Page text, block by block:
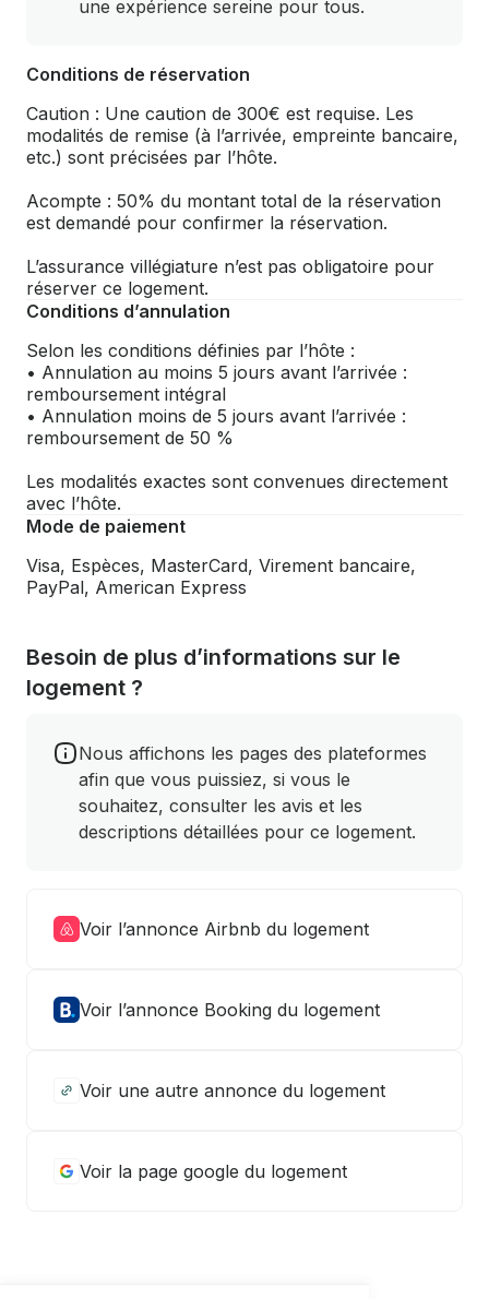
une expérience sereine pour tous.
Conditions de réservation
Caution : Une caution de 300€ est requise. Les
modalités de remise (à l’arrivée, empreinte bancaire,
etc.) sont précisées par l’hôte.
Acompte : 50% du montant total de la réservation
est demandé pour confirmer la réservation.
L’assurance villégiature n’est pas obligatoire pour
réserver ce logement.
Conditions d’annulation
Selon les conditions définies par l’hôte :
• Annulation au moins 5 jours avant l’arrivée :
remboursement intégral
• Annulation moins de 5 jours avant l’arrivée :
remboursement de 50 %
Les modalités exactes sont convenues directement
avec l’hôte.
Mode de paiement
Visa, Espèces, MasterCard, Virement bancaire,
PayPal, American Express
Besoin de plus d’informations sur le
logement ?
Nous affichons les pages des plateformes
afin que vous puissiez, si vous le
souhaitez, consulter les avis et les
descriptions détaillées pour ce logement.
Voir l’annonce Airbnb du logement
Voir l’annonce Booking du logement
Voir une autre annonce du logement
Voir la page google du logement